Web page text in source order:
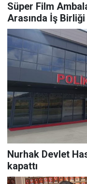
Süper Film
Arasında İş
Nurhak Devlet
kapattı